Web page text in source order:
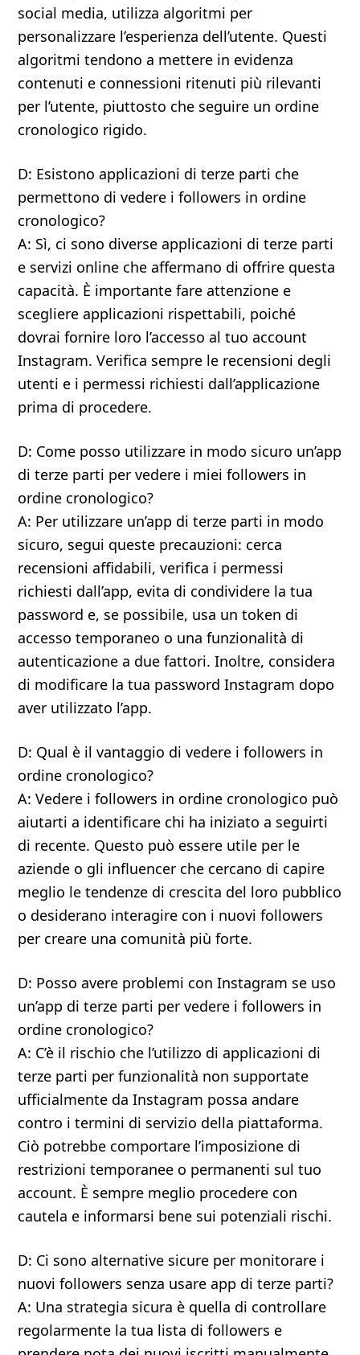
social media, utilizza algoritmi per
personalizzare l’esperienza dell’utente. Questi
algoritmi tendono a mettere in evidenza
contenuti e connessioni ritenuti più rilevanti
per l’utente, piuttosto che seguire un ordine
cronologico rigido.
D: Esistono applicazioni di terze parti che
permettono di vedere i followers in ordine
cronologico?
A: Sì, ci sono diverse applicazioni di terze parti
e servizi online che affermano di offrire questa
capacità. È importante fare attenzione e
scegliere applicazioni rispettabili, poiché
dovrai fornire loro l’accesso al tuo account
Instagram. Verifica sempre le recensioni degli
utenti e i permessi richiesti dall’applicazione
prima di procedere.
D: Come posso utilizzare in modo sicuro un’app
di terze parti per vedere i miei followers in
ordine cronologico?
A: Per utilizzare un’app di terze parti in modo
sicuro, segui queste precauzioni: cerca
recensioni affidabili, verifica i permessi
richiesti dall’app, evita di condividere la tua
password e, se possibile, usa un token di
accesso temporaneo o una funzionalità di
autenticazione a due fattori. Inoltre, considera
di modificare la tua password Instagram dopo
aver utilizzato l’app.
D: Qual è il vantaggio di vedere i followers in
ordine cronologico?
A: Vedere i followers in ordine cronologico può
aiutarti a identificare chi ha iniziato a seguirti
di recente. Questo può essere utile per le
aziende o gli influencer che cercano di capire
meglio le tendenze di crescita del loro pubblico
o desiderano interagire con i nuovi followers
per creare una comunità più forte.
D: Posso avere problemi con Instagram se uso
un’app di terze parti per vedere i followers in
ordine cronologico?
A: C’è il rischio che l’utilizzo di applicazioni di
terze parti per funzionalità non supportate
ufficialmente da Instagram possa andare
contro i termini di servizio della piattaforma.
Ciò potrebbe comportare l’imposizione di
restrizioni temporanee o permanenti sul tuo
account. È sempre meglio procedere con
cautela e informarsi bene sui potenziali rischi.
D: Ci sono alternative sicure per monitorare i
nuovi followers senza usare app di terze parti?
A: Una strategia sicura è quella di controllare
regolarmente la tua lista di followers e